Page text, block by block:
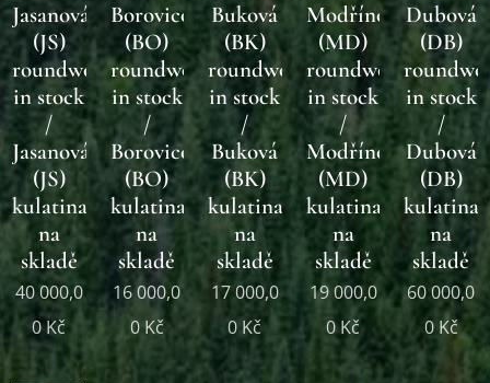
Jasanová
(JS)
roundwood
in stock
/
Jasanová
(JS)
kulatina
na
skladě
40 000,0
0Kč
Borovicová
(BO)
roundwood
in stock
/
Borovicová
(BO)
kulatina
na
skladě
16 000,0
0Kč
Buková
(BK)
roundwood
in stock
/
Buková
(BK)
kulatina
na
skladě
17 000,0
0 Kč
Modřínová
(MD)
roundwood
in stock
/
Modřínová
(MD)
kulatina
na
skladě
19 000,0
0Kč
Dubová
(DB)
in stock
/
Dubová
(DB)
kulatina
na
skladě
60 000,0
0Kč